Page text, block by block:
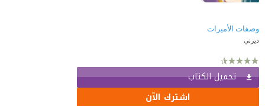
وصفات الأميرات
ديزني
تحميل الكتاب
اشترك الآن